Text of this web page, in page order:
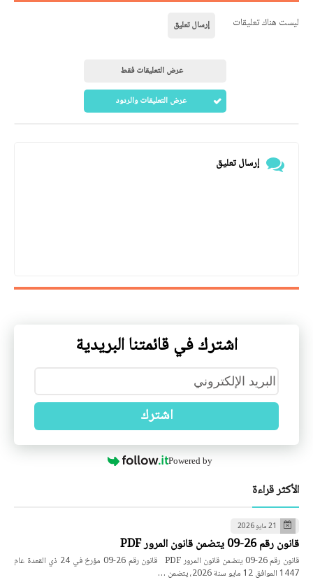
ليست هناك تعليقات إرسال تعليق
عرض التعليقات فقط
عرض التعليقات والردود
إرسال تعليق
اشترك في قائمتنا البريدية
اشترك
Powered by
الأكثر قراءة
21 مايو 2026
قانون رقم 26-09 يتضمن قانون المرور PDF
قانون رقم 26-09 يتضمن قانون المرور PDF قانون رقم 26-09 مؤرخ في 24 ذي القعدة عام
1447 الموافق 12 مايو سنة 2026، يتضمن …